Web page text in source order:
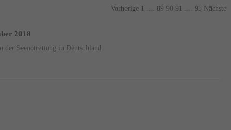
Vorherige 1 89 90 91 95 Nächste
2018
der Seenotrettung in Deutschland